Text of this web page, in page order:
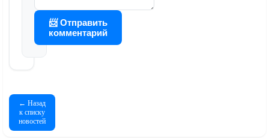
📨 Отправить
комментарий
← Назад
к списку
новостей